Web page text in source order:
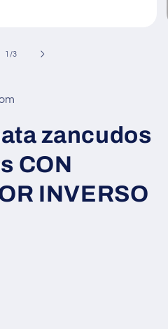
1 /de
3
zancudos
CON
INVERSO